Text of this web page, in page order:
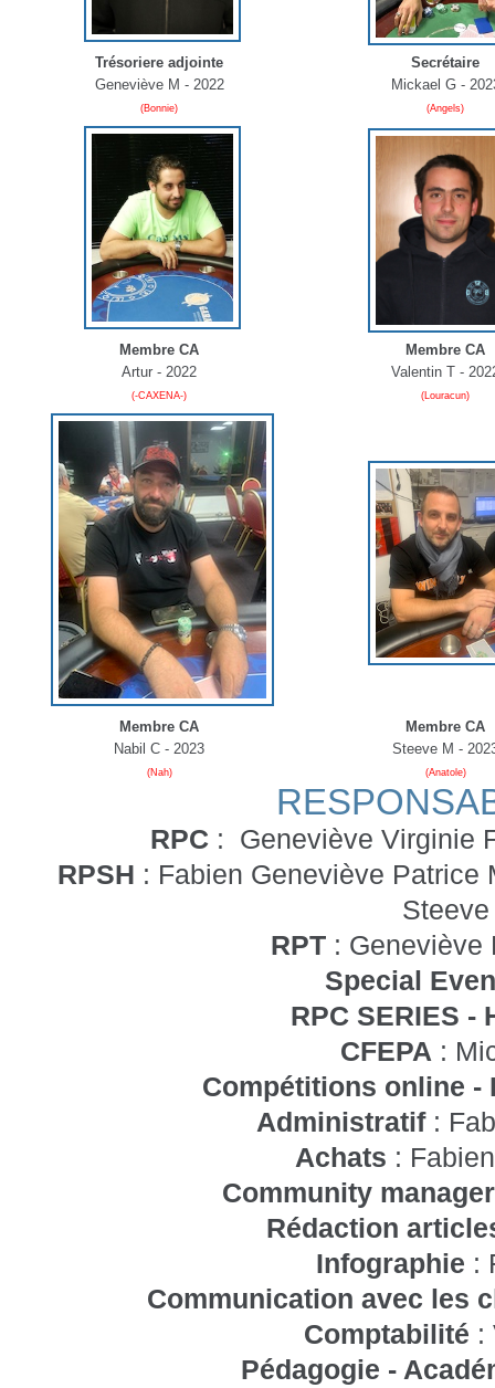
Trésoriere adjointe
Secrétaire
Geneviève M - 2022
(Bonnie)
Mickael G -
(Angels)
Membre CA
Membre CA
Artur - 2022
(-CAXENA-)
Valentin T -
(Louracun)
Membre CA
Membre CA
Nabil C - 2023
(Nah)
Steeve M -
(Anatole)
RPC : Geneviève Virginie
RPSH : Fabien Geneviève Patrice
Steeve
RPT : Geneviève
Special
RPC SERIES -
CFEPA :
Compétitions online -
Administratif :
Achats :
Community
Rédaction
Infographie :
Communication avec les
Comptabilité :
Pédagogie -